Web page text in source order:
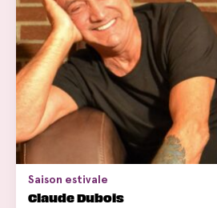
Saison estivale
Claude Dubois